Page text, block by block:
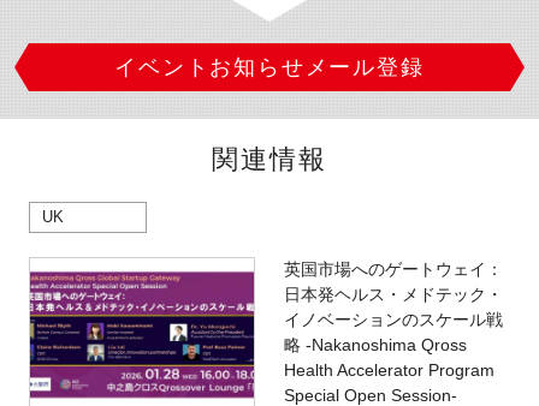
イベントお知らせメール登録
関連情報
UK
英国市場へのゲートウェイ：
日本発ヘルス・メドテック・
イノベーションのスケール戦
略 -Nakanoshima Qross
Health Accelerator Program
Special Open Session-